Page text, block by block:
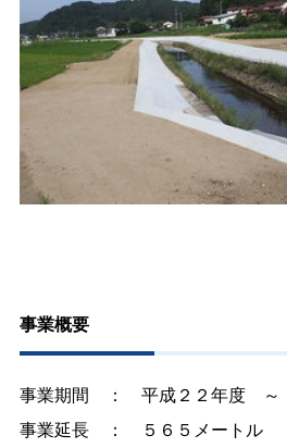
事業概要
事業期間： 平成２２年度～
事業延長：
５６５メートル